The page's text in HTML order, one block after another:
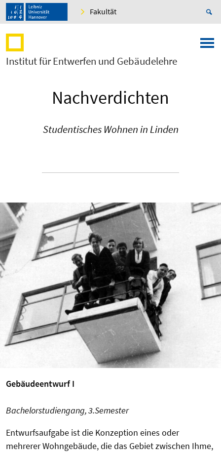
Fakultät
Institut für Entwerfen und Gebäudelehre
Nachverdichten
Studentisches Wohnen in Linden
Gebäudeentwurf I
Bachelorstudiengang, 3.Semester
Entwurfsaufgabe ist die Konzeption eines oder
mehrerer Wohngebäude, die das Gebiet zwischen Ihme,